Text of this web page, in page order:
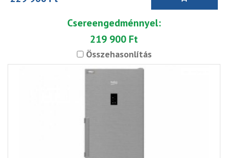
Csereengedménnyel:
219 900 Ft
Összehasonlítás